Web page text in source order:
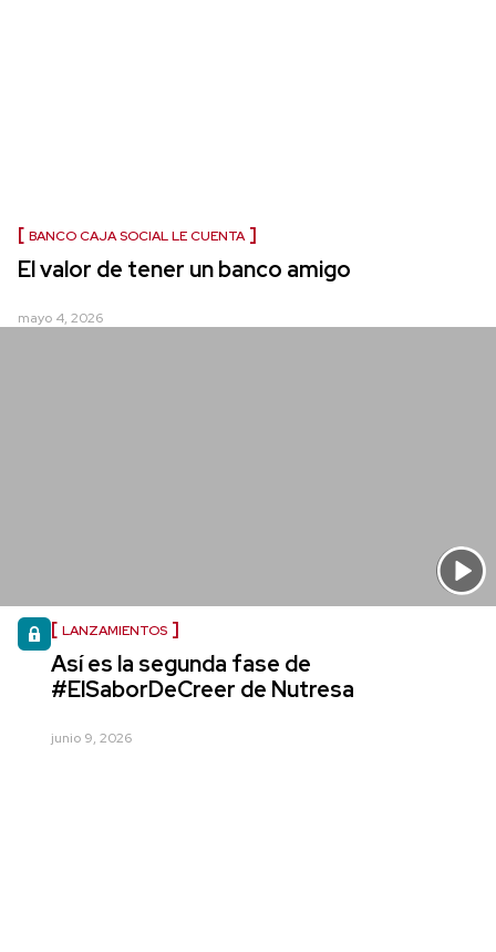
BANCO CAJA SOCIAL LE CUENTA
El valor de tener un banco amigo
mayo 4, 2026
LANZAMIENTOS
Así es la segunda fase de
#ElSaborDeCreer de Nutresa
junio 9, 2026